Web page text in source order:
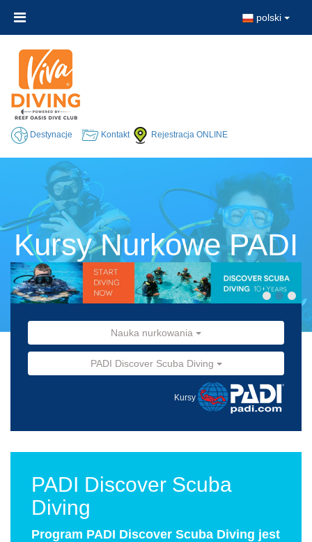
polski
Destynacje Kontakt Rejestracja ONLINE
Kursy Nurkowe PADI
Nauka nurkowania
PADI Discover Scuba Diving
Kursy
PADI Discover Scuba
Diving
Program PADI Discover Scuba Diving jest